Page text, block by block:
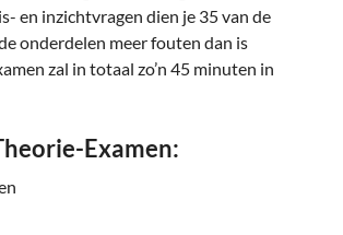
en inzichtvragen dien je 35 van de
onderdelen meer fouten dan is
zal in totaal zo’n 45 minuten in
Examen: